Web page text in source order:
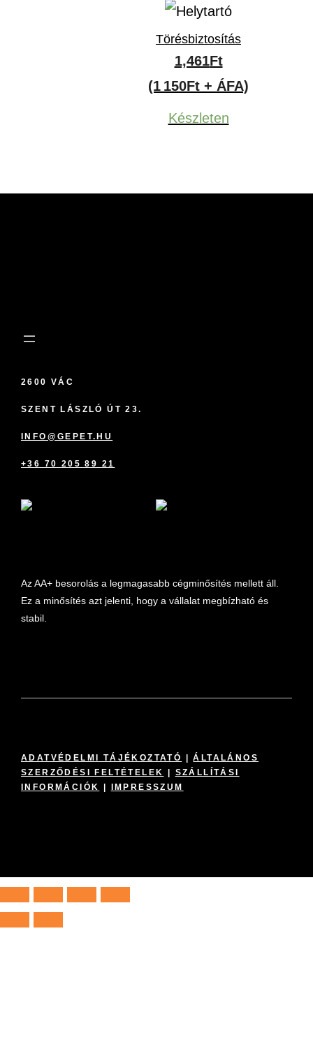
Törésbiztosítás
1,461Ft
(1 150Ft + ÁFA)
Készleten
2600 VÁC
SZENT LÁSZLÓ ÚT 23.
INFO@GEPET.HU
+36 70 205 89 21
Az AA+ besorolás a legmagasabb cégminősítés mellett áll.
Ez a minősítés azt jelenti, hogy a vállalat megbízható és
stabil.
ADATVÉDELMI TÁJÉKOZTATÓ |ÁLTALÁNOS
SZERZŐDÉSI FELTÉTELEK
| SZÁLLÍTÁSI
INFORMÁCIÓK
| IMPRESSZUM